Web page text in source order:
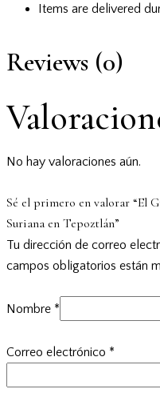
Items are delivered
Reviews (0)
No hay valoraciones aún.
Sé el primero en valorar “El
Suriana en Tepoztlán”
Tu dirección de correo
campos obligatorios están
Nombre *
Correo electrónico *